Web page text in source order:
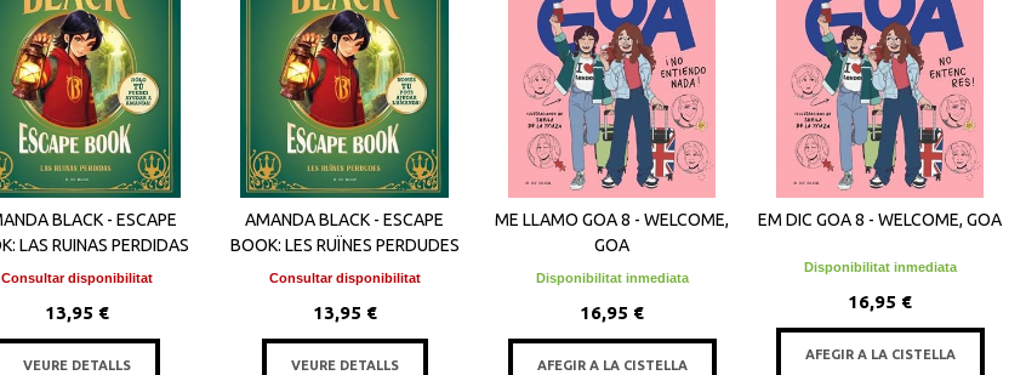
BLACK - ESCAPE
LAS RUINAS PERDIDAS
Consultar disponibilitat
13,95 €
VEURE DETALLS
AMANDA BLACK - ESCAPE
BOOK: LES RUÏNES PERDUDES
Consultar disponibilitat
13,95 €
VEURE DETALLS
ME LLAMO GOA 8 - WELCOME,
GOA
Disponibilitat inmediata
16,95 €
AFEGIR A LA CISTELLA
EM DIC GOA 8 - WELCOME, GOA
Disponibilitat inmediata
16,95 €
AFEGIR A LA CISTELLA